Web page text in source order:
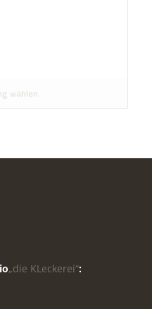
wählen
„die KLeckerei“: